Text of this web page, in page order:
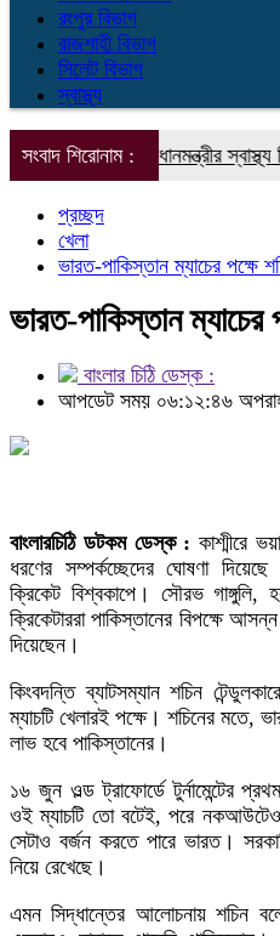
রংপুর বিভাগ
রাজশাহী বিভাগ
সিলেট বিভাগ
স্বাস্থ্য
সংবাদ শিরোনাম :
ইউনিট : প্রধানমন্ত্রীর স্বাস্থ্য
প্রচ্ছদ
খেলা
ভারত-পাকিস্তান ম্যাচের পক্ষে
ভারত-পাকিস্তান ম্যাচের
বাংলার চিঠি ডেস্ক :
আপডেট সময় ০৬:১২:৪৬
বাংলারচিঠি ডটকম ডেস্ক : কাশ্মীরে
ধরণের সম্পর্কচ্ছেদের ঘোষণা
ক্রিকেট বিশ্বকাপে। সৌরভ গাঙ্গুলি,
ক্রিকেটাররা পাকিস্তানের বিপক্ষে
দিয়েছেন।
কিংবদন্তি ব্যাটসম্যান শচিন
ম্যাচটি খেলারই পক্ষে। শচিনের মতে,
লাভ হবে পাকিস্তানের।
১৬ জুন ওল্ড ট্রাফোর্ডে টুর্নামেন্টের
ওই ম্যাচটি তো বটেই, পরে
সেটাও বর্জন করতে পারে ভারত।
নিয়ে রেখেছে।
এমন সিদ্ধান্তের আলোচনায় শচিন